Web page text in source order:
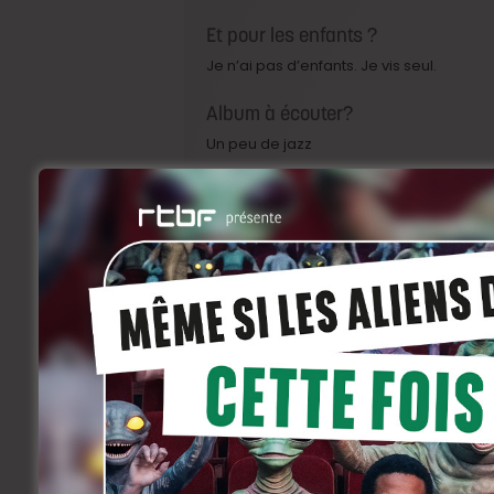
Et pour les enfants ?
Je n’ai pas d’enfants. Je vis seul.
Album à écouter?
Un peu de jazz
Livres à lire et relire?
L’autre jour je suis passé devant
Séries à binge-watcher?
Friends
Podcast à écouter?
Je vous encourage à aller plutôt sur
Recettes à mitonner?
Il doit me rester des pâtes.